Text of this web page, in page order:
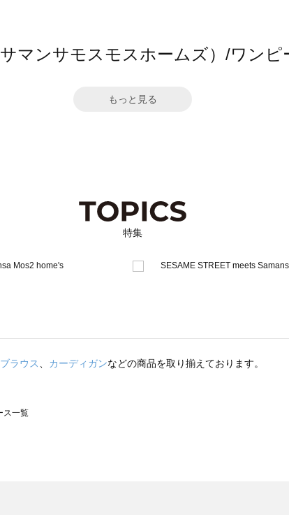
マンサモスモスホームズ）/ワン
もっと見る
特集
ラウス カーディガンなどの商品を取り揃えております。
ス一覧
ンピース一覧
一覧